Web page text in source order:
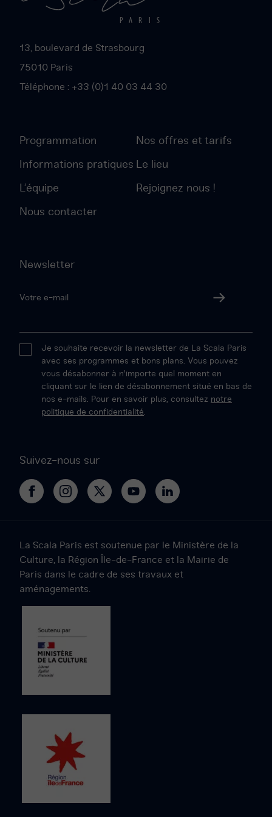
Paris
PARIS
13, boulevard de Strasbourg
75010 Paris
Téléphone : +33 (0)1 40 03 44 30
Programmation Nos offres et tarifs
Informations pratiques Le lieu
L’équipe Rejoignez nous !
Nous contacter
Newsletter
adresse
Valider
Je souhaite recevoir la newsletter de La Scala Paris
avec ses programmes et bons plans. Vous pouvez
vous désabonner à n'importe quel moment en
cliquant sur le lien de désabonnement situé en bas de
nos e-mails. Pour en savoir plus, consultez notre
politique de confidentialité.
Suivez-nous sur
La
Facebook
La
Instagram
Le
Twitter
Le
YouTube
Le
LinkedIn
La Scala Paris est soutenue par le Ministère de la
Culture, la Région Île-de-France et la Mairie de
Paris dans le cadre de ses travaux et
aménagements.